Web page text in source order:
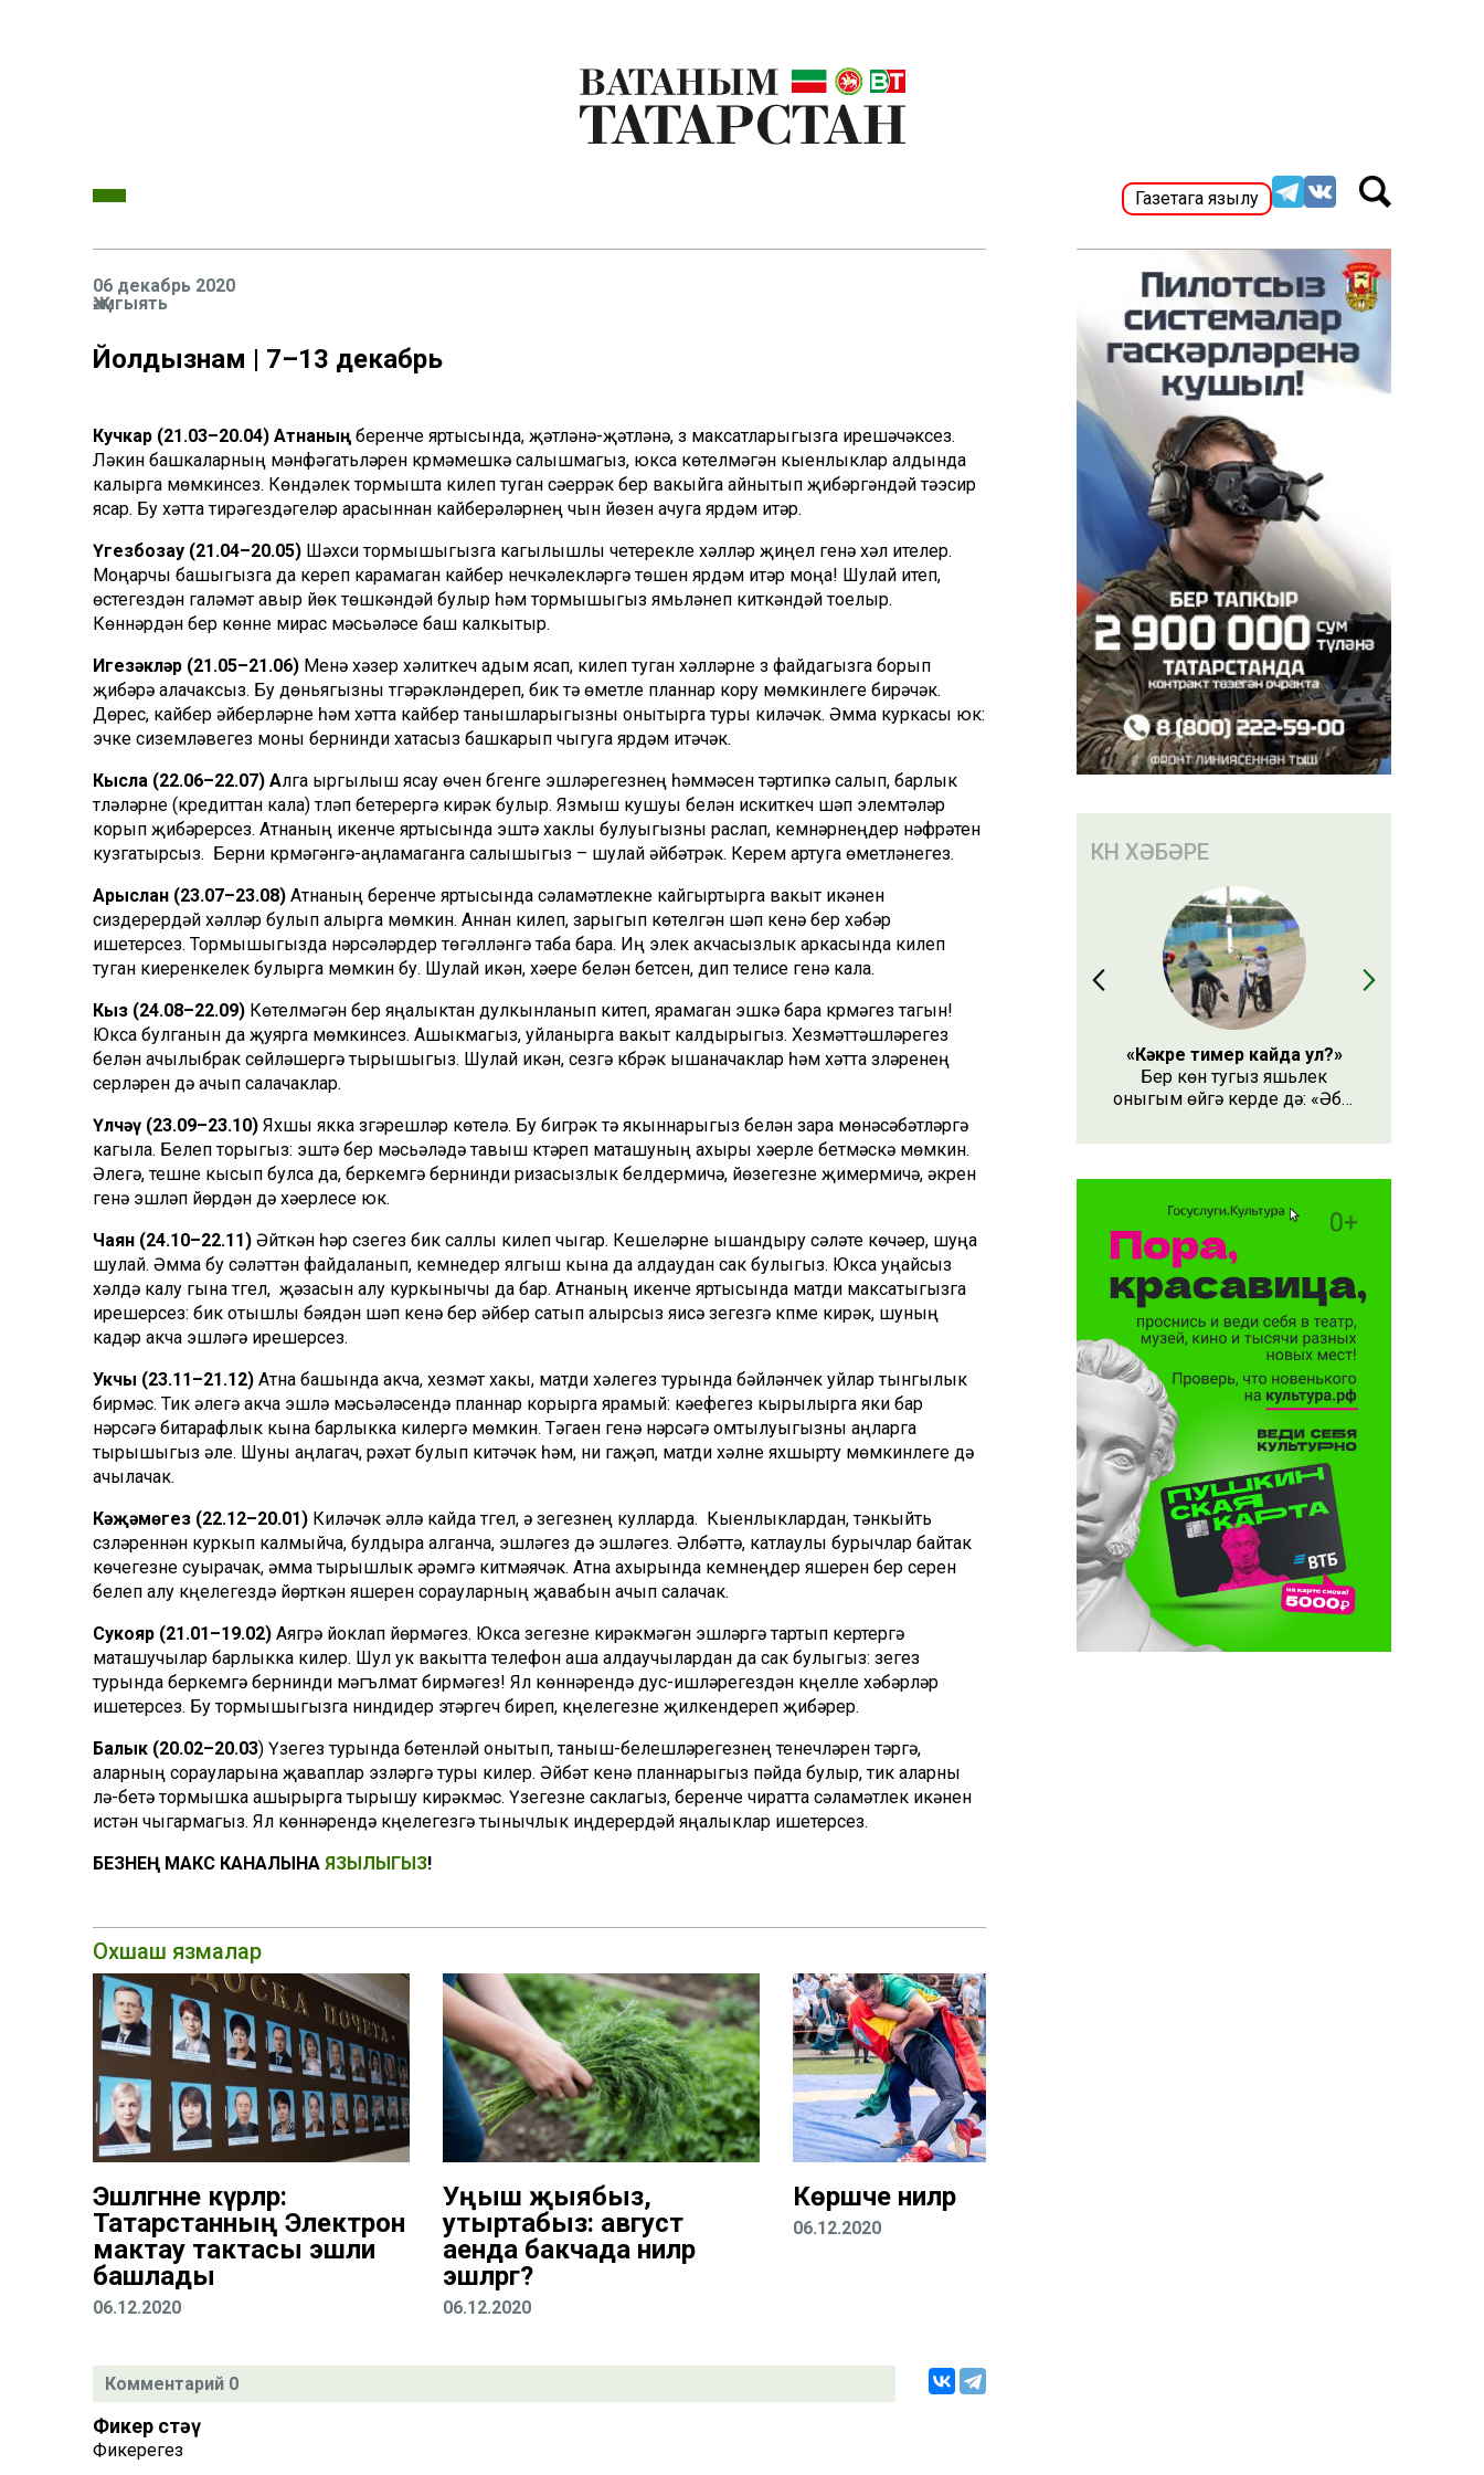
Газетага язылу
06 декабрь 2020
Җәмгыять
Йолдызнамә | 7–13 декабрь
Кучкар (21.03–20.04) Атнаның беренче яртысында, үҗәтләнә-үҗәтләнә, үз максатларыгызга ирешәчәксез.
Ләкин башкаларның мәнфәгатьләрен күрмәмешкә салышмагыз, юкса көтелмәгән кыенлыклар алдында
калырга мөмкинсез. Көндәлек тормышта килеп туган сәеррәк бер вакыйга айнытып җибәргәндәй тәэсир
ясар. Бу хәтта тирәгездәгеләр арасыннан кайберәүләрнең чын йөзен ачуга ярдәм итәр.
Үгезбозау (21.04–20.05) Шәхси тормышыгызга кагылышлы четерекле хәлләр җиңел генә хәл ителер.
Моңарчы башыгызга да кереп карамаган кайбер нечкәлекләргә төшенү ярдәм итәр моңа! Шулай итеп,
өстегездән галәмәт авыр йөк төшкәндәй булыр һәм тормышыгыз ямьләнеп киткәндәй тоелыр.
Көннәрдән бер көнне мирас мәсьәләсе баш калкытыр.
Игезәкләр (21.05–21.06) Менә хәзер хәлиткеч адым ясап, килеп туган хәлләрне үз файдагызга борып
җибәрә алачаксыз. Бу дөньягызны түгәрәкләндереп, бик тә өметле планнар кору мөмкинлеге бирәчәк.
Дөрес, кайбер әйберләрне һәм хәтта кайбер танышларыгызны онытырга туры киләчәк. Әмма куркасы юк:
эчке сиземләвегез моны бернинди хатасыз башкарып чыгуга ярдәм итәчәк.
Кысла (22.06–22.07) Алга ыргылыш ясау өчен бүгенге эшләрегезнең һәммәсен тәртипкә салып, барлык
түләүләрне (кредиттан кала) түләп бетерергә кирәк булыр. Язмыш кушуы белән искиткеч шәп элемтәләр
корып җибәрерсез. Атнаның икенче яртысында эштә хаклы булуыгызны раслап, кемнәрнеңдер нәфрәтен
кузгатырсыз. Берни күрмәгәнгә-аңламаганга салышыгыз – шулай әйбәтрәк. Керем артуга өметләнегез.
Арыслан (23.07–23.08) Атнаның беренче яртысында сәламәтлекне кайгыртырга вакыт икәнен
сиздерердәй хәлләр булып алырга мөмкин. Аннан килеп, зарыгып көтелгән шәп кенә бер хәбәр
ишетерсез. Тормышыгызда нәрсәләрдер төгәлләнүгә таба бара. Иң элек акчасызлык аркасында килеп
туган киеренкелек булырга мөмкин бу. Шулай икән, хәере белән бетсен, дип телисе генә кала.
Кыз (24.08–22.09) Көтелмәгән бер яңалыктан дулкынланып китеп, ярамаган эшкә бара күрмәгез тагын!
Юкса булганын да җуярга мөмкинсез. Ашыкмагыз, уйланырга вакыт калдырыгыз. Хезмәттәшләрегез
белән ачылыбрак сөйләшергә тырышыгыз. Шулай икән, сезгә күбрәк ышаначаклар һәм хәтта үзләренең
серләрен дә ачып салачаклар.
Үлчәү (23.09–23.10) Яхшы якка үзгәрешләр көтелә. Бу бигрәк тә якыннарыгыз белән үзара мөнәсәбәтләргә
кагыла. Белеп торыгыз: эштә бер мәсьәләдә тавыш күтәреп маташуның ахыры хәерле бетмәскә мөмкин.
Әлегә, тешне кысып булса да, беркемгә бернинди ризасызлык белдермичә, йөзегезне җимермичә, әкрен
генә эшләп йөрүдән дә хәерлесе юк.
Чаян (24.10–22.11) Әйткән һәр сүзегез бик саллы килеп чыгар. Кешеләрне ышандыру сәләте көчәер, шуңа
шулай. Әмма бу сәләттән файдаланып, кемнедер ялгыш кына да алдаудан сак булыгыз. Юкса уңайсыз
хәлдә калу гына түгел, җәзасын алу куркынычы да бар. Атнаның икенче яртысында матди максатыгызга
ирешерсез: бик отышлы бәядән шәп кенә бер әйбер сатып алырсыз яисә үзегезгә күпме кирәк, шуның
кадәр акча эшләүгә ирешерсез.
Укчы (23.11–21.12) Атна башында акча, хезмәт хакы, матди хәлегез турында бәйләнчек уйлар тынгылык
бирмәс. Тик әлегә акча эшләү мәсьәләсендә планнар корырга ярамый: кәефегез кырылырга яки бар
нәрсәгә битарафлык кына барлыкка килергә мөмкин. Тәгаен генә нәрсәгә омтылуыгызны аңларга
тырышыгыз әле. Шуны аңлагач, рәхәт булып китәчәк һәм, ни гаҗәп, матди хәлне яхшырту мөмкинлеге дә
ачылачак.
Кәҗәмөгез (22.12–20.01) Киләчәк әллә кайда түгел, ә үзегезнең кулларда. Кыенлыклардан, тәнкыйть
сүзләреннән куркып калмыйча, булдыра алганча, эшләгез дә эшләгез. Әлбәттә, катлаулы бурычлар байтак
көчегезне суырачак, әмма тырышлык әрәмгә китмәячәк. Атна ахырында кемнеңдер яшерен бер серен
белеп алу күңелегездә йөрткән яшерен сорауларның җавабын ачып салачак.
Сукояр (21.01–19.02) Аягүрә йоклап йөрмәгез. Юкса үзегезне кирәкмәгән эшләргә тартып кертергә
маташучылар барлыкка килер. Шул ук вакытта телефон аша алдаучылардан да сак булыгыз: үзегез
турында беркемгә бернинди мәгълүмат бирмәгез! Ял көннәрендә дус-ишләрегездән күңелле хәбәрләр
ишетерсез. Бу тормышыгызга ниндидер этәргеч биреп, күңелегезне җилкендереп җибәрер.
Балык (20.02–20.03) Үзегез турында бөтенләй онытып, таныш-белешләрегезнең үтенечләрен үтәргә,
аларның сорауларына җаваплар эзләргә туры килер. Әйбәт кенә планнарыгыз пәйда булыр, тик аларны
үлә-бетә тормышка ашырырга тырышу кирәкмәс. Үзегезне саклагыз, беренче чиратта сәламәтлек икәнен
истән чыгармагыз. Ял көннәрендә күңелегезгә тынычлык иңдерердәй яңалыклар ишетерсез.
БЕЗНЕҢ МАКС КАНАЛЫНА ЯЗЫЛЫГЫЗ!
Охшаш язмалар
Эшләгәнне күрәләр:
Татарстанның Электрон
мактау тактасы эшли
башлады
06.12.2020
Уңыш җыябыз,
утыртабыз: август
аенда бакчада ниләр
эшләргә?
06.12.2020
Көрәшче әниләр
06.12.2020
Комментарий 0
Фикер өстәү
Фикерегез
КӨН ХӘБӘРЕ
«Кәкре тимер кайда ул?»
Бер көн тугыз яшьлек
оныгым өйгә керде дә: «Әби,
ул?» – дип сорады.